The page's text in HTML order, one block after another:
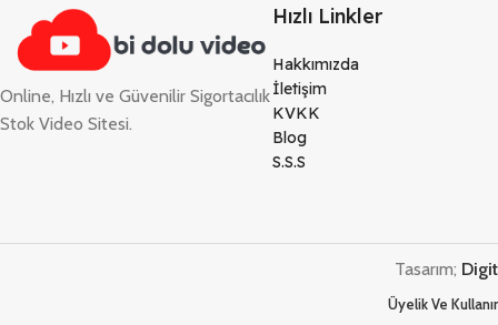
Online, Hızlı ve Güvenilir Sigortacılık
Stok Video Sitesi.
Hızlı Linkler
Hakkımızda
İletişim
KVKK
Blog
S.S.S
Tasarım;
Üyelik Ve